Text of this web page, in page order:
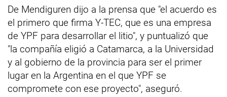
De Mendiguren dijo a la prensa que "el acuerdo es
el primero que firma Y-TEC, que es una empresa
de YPF para desarrollar el litio", y puntualizó que
"la compañía eligió a Catamarca, a la Universidad
y al gobierno de la provincia para ser el primer
lugar en la Argentina en el que YPF se
compromete con ese proyecto", aseguró.